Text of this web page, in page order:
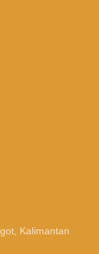
Kalimantan